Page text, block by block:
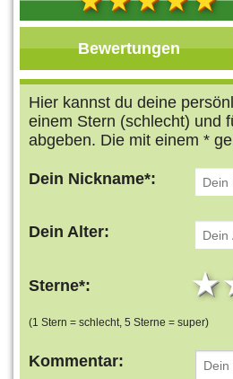
Bewertungen
Hier kannst du deine
einem Stern (schlecht) und
abgeben. Die mit einem *
Dein Nickname*:
Dein Alter:
Sterne*:
(1 Stern = schlecht, 5 Sterne = super)
Kommentar: